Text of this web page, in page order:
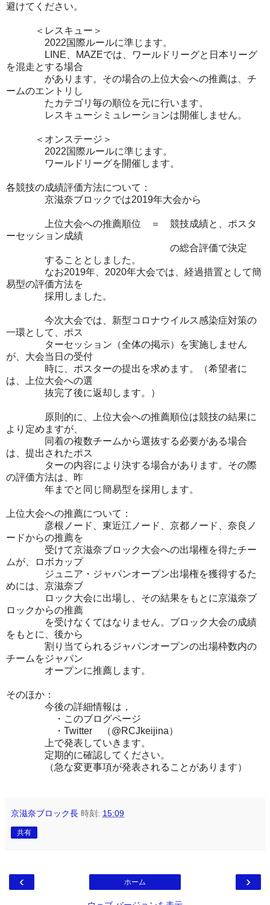
避けてください。
＜レスキュー＞
2022国際ルールに準じます。
LINE、MAZEでは、ワールドリーグと日本リーグ
を混走とする場合
があります。その場合の上位大会への推薦は、チ
ームのエントリし
たカテゴリ毎の順位を元に行います。
レスキューシミュレーションは開催しません。
＜オンステージ＞
2022国際ルールに準じます。
ワールドリーグを開催します。
各競技の成績評価方法について：
京滋奈ブロックでは2019年大会から
上位大会への推薦順位 ＝ 競技成績と、ポスタ
ーセッション成績
の総合評価で決定
することとしました。
なお2019年、2020年大会では、経過措置として簡
易型の評価方法を
採用しました。
今次大会では、新型コロナウイルス感染症対策の
一環として、ポス
ターセッション（全体の掲示）を実施しません
が、大会当日の受付
時に、ポスターの提出を求めます。（希望者に
は、上位大会への選
抜完了後に返却します。）
原則的に、上位大会への推薦順位は競技の結果に
より定めますが、
同着の複数チームから選抜する必要がある場合
は、提出されたポス
ターの内容により決する場合があります。その際
の評価方法は、昨
年までと同じ簡易型を採用します。
上位大会への推薦について：
彦根ノード、東近江ノード、京都ノード、奈良ノ
ードからの推薦を
受けて京滋奈ブロック大会への出場権を得たチー
ムが、ロボカップ
ジュニア・ジャパンオープン出場権を獲得するた
めには、京滋奈ブ
ロック大会に出場し、その結果をもとに京滋奈ブ
ロックからの推薦
を受けなくてはなりません。ブロック大会の成績
をもとに、後から
割り当てられるジャパンオープンの出場枠数内の
チームをジャパン
オープンに推薦します。
そのほか：
今後の詳細情報は，
・このブログページ
・Twitter （@RCJkeijina）
上で発表していきます。
定期的に確認してください。
（急な変更事項が発表されることがあります）
京滋奈ブロック長 時刻: 15:09
共有
‹ ›
ホーム